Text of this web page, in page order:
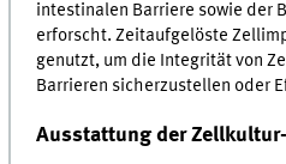
intestinalen Barriere sowie der
erforscht. Zeitaufgelöste
genutzt, um die Integrität von
Barrieren sicherzustellen oder
Ausstattung der